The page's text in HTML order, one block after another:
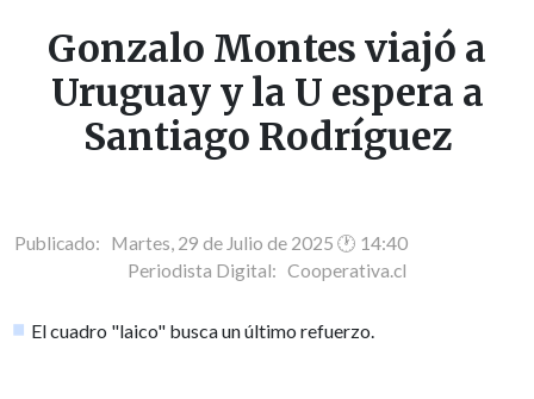
Gonzalo Montes viajó a
Uruguay y la U espera a
Santiago Rodríguez
Publicado: Martes, 29 de Julio de 2025 🕐 14:40
Periodista Digital: Cooperativa.cl
El cuadro "laico" busca un último refuerzo.